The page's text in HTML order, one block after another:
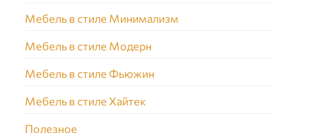
Мебель в стиле Минимализм
Мебель в стиле Модерн
Мебель в стиле Фьюжин
Мебель в стиле Хайтек
Полезное